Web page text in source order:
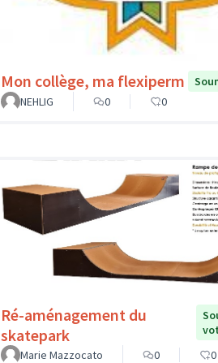
Mon collège, ma flexiperm
NEHLIG
0 0
Ré-aménagement du
skatepark
Marie Mazzocato
0 0